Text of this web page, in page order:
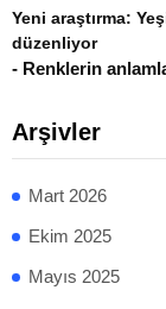
Yeni araştırma:
düzenliyor
- Renklerin
Arşivler
Mart 2026
Ekim 2025
Mayıs 2025